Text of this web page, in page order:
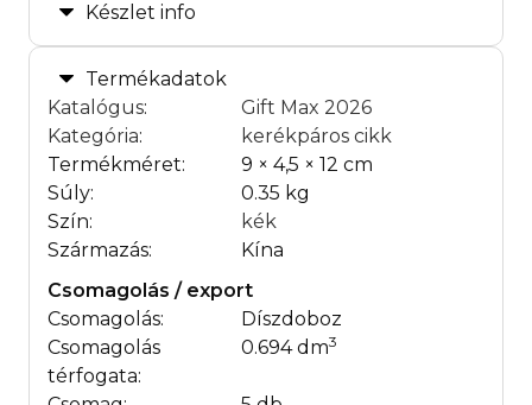
Készlet info
Termékadatok
Katalógus:
Gift Max 2026
Kategória:
kerékpáros cikk
Termékméret:
9 × 4,5 × 12 cm
Súly:
0.35 kg
Szín:
kék
Származás:
Kína
Csomagolás / export
Csomagolás:
Díszdoboz
Csomagolás
térfogata:
0.694 dm3